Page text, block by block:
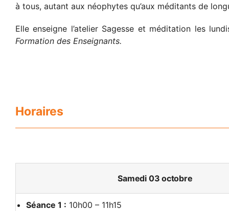
à tous, autant aux néophytes qu’aux méditants de
Elle enseigne l’atelier Sagesse et méditation les
Formation des Enseignants.
Horaires
Samedi 03 octobre
Séance 1 : 10h00 – 11h15